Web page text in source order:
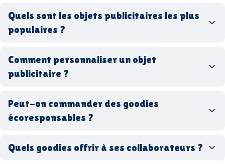
Quels sont les objets publicitaires les plus
populaires ?
stylos personnalisés
tote bags publicitaires
gourdes réutilisables
France Made in Europe goodies hi-tech
Comment personnaliser un objet
publicitaire ?
Peut-on commander des goodies
écoresponsables ?
goodies écologiques
Quels goodies offrir à ses collaborateurs ?